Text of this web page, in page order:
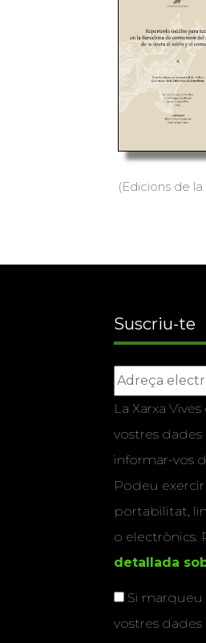
(Edicions de la
Suscriu-te
La Xarxa
vostres
informar-vos
Podeu exercir
portabilitat,
o electrònics.
detallada
Si marqueu
vostres dades